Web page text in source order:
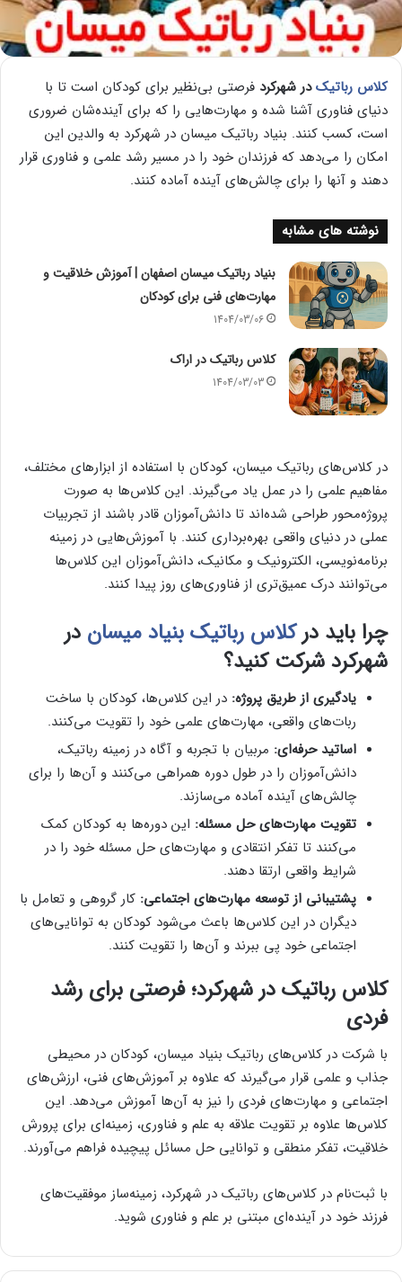
کلاس رباتیکدر شهرکرد فرصتی بی‌نظیر برای کودکان است تا با
دنیای فناوری آشنا شده و مهارت‌هایی را که برای آینده‌شان ضروری
است، کسب کنند. بنیاد رباتیک میسان در شهرکرد به والدین این
امکان را می‌دهد که فرزندان خود را در مسیر رشد علمی و فناوری قرار
دهند و آنها را برای چالش‌های آینده آماده کنند.
نوشته های مشابه
بنیاد رباتیک میسان اصفهان | آموزش خلاقیت و
مهارت‌های فنی برای کودکان
1404/03/06
کلاس رباتیک در اراک
1404/03/03
در کلاس‌های رباتیک میسان، کودکان با استفاده از ابزارهای مختلف،
مفاهیم علمی را در عمل یاد می‌گیرند. این کلاس‌ها به صورت
پروژه‌محور طراحی شده‌اند تا دانش‌آموزان قادر باشند از تجربیات
عملی در دنیای واقعی بهره‌برداری کنند. با آموزش‌هایی در زمینه
برنامه‌نویسی، الکترونیک و مکانیک، دانش‌آموزان این کلاس‌ها
می‌توانند درک عمیق‌تری از فناوری‌های روز پیدا کنند.
چرا باید درکلاس رباتیک بنیاد میسان در
شهرکرد شرکت کنید؟
یادگیری از طریق پروژه: در این کلاس‌ها، کودکان با ساخت
ربات‌های واقعی، مهارت‌های علمی خود را تقویت می‌کنند.
اساتید حرفه‌ای: مربیان با تجربه و آگاه در زمینه رباتیک،
دانش‌آموزان را در طول دوره همراهی می‌کنند و آن‌ها را برای
چالش‌های آینده آماده می‌سازند.
تقویت مهارت‌های حل مسئله: این دوره‌ها به کودکان کمک
می‌کنند تا تفکر انتقادی و مهارت‌های حل مسئله خود را در
شرایط واقعی ارتقا دهند.
پشتیبانی از توسعه مهارت‌های اجتماعی: کار گروهی و تعامل با
دیگران در این کلاس‌ها باعث می‌شود کودکان به توانایی‌های
اجتماعی خود پی ببرند و آن‌ها را تقویت کنند.
کلاس رباتیک در شهرکرد؛ فرصتی برای رشد
فردی
با شرکت در کلاس‌های رباتیک بنیاد میسان، کودکان در محیطی
جذاب و علمی قرار می‌گیرند که علاوه بر آموزش‌های فنی، ارزش‌های
اجتماعی و مهارت‌های فردی را نیز به آن‌ها آموزش می‌دهد. این
کلاس‌ها علاوه بر تقویت علاقه به علم و فناوری، زمینه‌ای برای پرورش
خلاقیت، تفکر منطقی و توانایی حل مسائل پیچیده فراهم می‌آورند.
با ثبت‌نام در کلاس‌های رباتیک در شهرکرد، زمینه‌ساز موفقیت‌های
فرزند خود در آینده‌ای مبتنی بر علم و فناوری شوید.